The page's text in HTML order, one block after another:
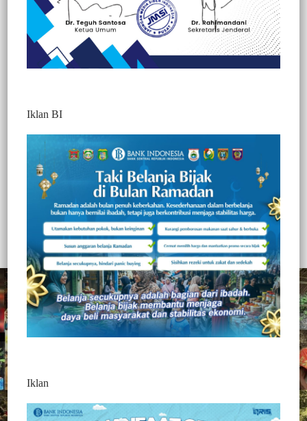
BERITA VIDEO : RITUAL MA’NENE’
(MENGGANTI PAKAIAN &
MEMBERSIHKAN JENASAH LELUHUR
YANG PULUHAN TAHUN SUDAH
MENINGGAL)
Redaksi Jurnaltivi
0 Min Baca
Rabu, 4 November 2020
329
Iklan BI
Iklan